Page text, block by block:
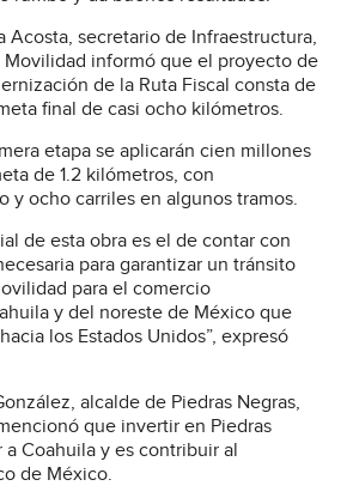
Acosta, secretario de Infraestructura,
Movilidad informó que el proyecto de
de la Ruta Fiscal consta de
final de casi ocho kilómetros.
etapa se aplicarán cien millones
de 1.2 kilómetros, con
y ocho carriles en algunos tramos.
de esta obra es el de contar con
para garantizar un tránsito
para el comercio
y del noreste de México que
los Estados Unidos”, expresó
alcalde de Piedras Negras,
que invertir en Piedras
a Coahuila y es contribuir al
de México.